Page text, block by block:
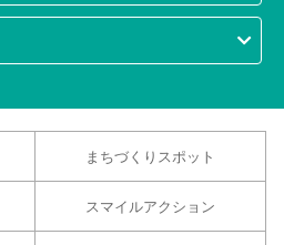
まちづくりスポット
スマイルアクション